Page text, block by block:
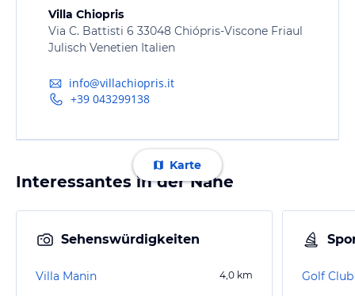
Villa Chiopris
Via C. Battisti 6 33048 Chiópris-Viscone Friaul
Julisch Venetien Italien
info@villachiopris.it
+39 043299138
Karte
Interessantes in der Nähe
Sehenswürdigkeiten
Villa Manin 4,0 km Golf